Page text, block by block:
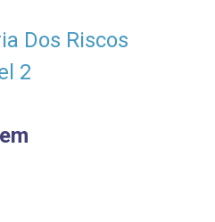
Dos Riscos
2